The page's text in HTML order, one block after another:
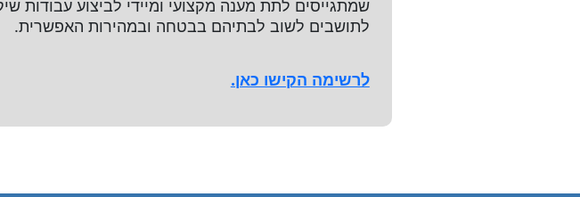
שמתגייסים לתת מענה מקצועי ומיידי לביצוע עבודות
לתושבים לשוב לבתיהם בבטחה ובמהירות האפשרית.
לרשימה הקישו כאן.